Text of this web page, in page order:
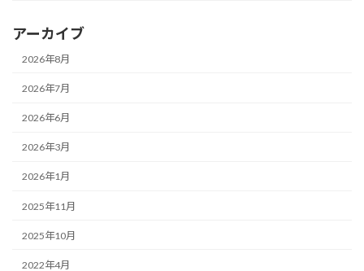
アーカイブ
2026年8月
2026年7月
2026年6月
2026年3月
2026年1月
2025年11月
2025年10月
2022年4月